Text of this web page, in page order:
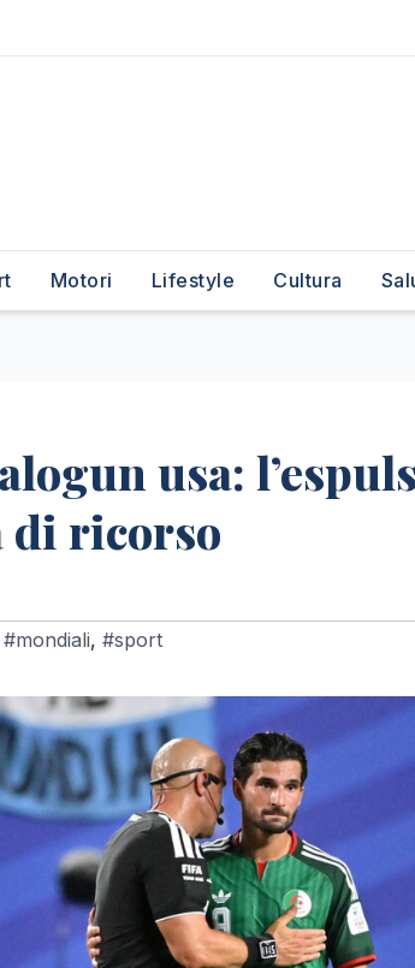
Motori Lifestyle Cultura
usa:
di ricorso
#mondiali, #sport